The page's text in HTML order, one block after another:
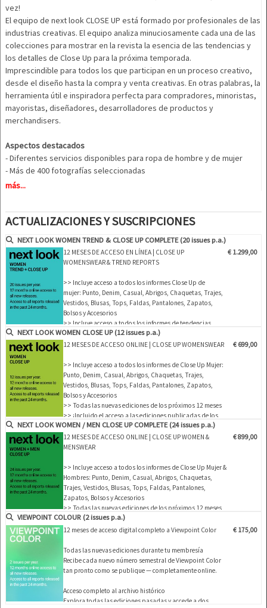
vez!
El equipo de next look CLOSE UP está formado por profesionales de las
industrias creativas. El equipo analiza minuciosamente cada una de las
colecciones para mostrar en la revista la esencia de las tendencias y
los detalles de Close Up para la próxima temporada.
Imprescindible para todos los que participan en un proceso creativo,
desde el diseño hasta la compra y venta creativas. En otras palabras, la
herramienta útil e inspiradora perfecta para compradores, minoristas,
mayoristas, diseñadores, desarrolladores de productos y
merchandisers.
Aspectos destacados
- Diferentes servicios disponibles para ropa de hombre y de mujer
- Más de 400 fotografías seleccionadas
- Más de 100 primeros planos
- Vistas detalladas de lo más destacado
- Cortes, tejidos, colores y mucho más
más...
ACTUALIZACIONES Y SUSCRIPCIONES
NEXT LOOK WOMEN TREND & CLOSE UP COMPLETE (20 issues p.a.)
12 MESES DE ACCESO EN LÍNEA | CLOSE UP
WOMENSWEAR & TREND REPORTS
>> Incluye acceso a todos los informes Close Up de
mujer: Punto, Denim, Casual, Abrigos, Chaquetas, Trajes,
Vestidos, Blusas, Tops, Faldas, Pantalones, Zapatos,
Bolsos y Accesorios
>> Incluye acceso a todos los informes de tendencias
para mujer: Estilos & Accesorios, ropa de mujer y uso del
color
>> Incluye acceso a las edicion…
€ 1.299,00
NEXT LOOK WOMEN CLOSE UP (12 issues p.a.)
12 MESES DE ACCESO ONLINE | CLOSE UP WOMENSWEAR
>> Incluye acceso a todos los informes de Close Up Mujer:
Punto, Denim, Casual, Abrigos, Chaquetas, Trajes,
Vestidos, Blusas, Tops, Faldas, Pantalones, Zapatos,
Bolsos y Accesorios
>> Todas las nuevas ediciones de los próximos 12 meses
>> ¡Incluido el acceso a las ediciones publicadas de los
últimos 24 meses!
>> Descargue hasta 15 ediciones completas en PDF de su
elección
€ 699,00
NEXT LOOK WOMEN / MEN CLOSE UP COMPLETE (24 issues p.a.)
12 MESES DE ACCESO ONLINE | CLOSE UP WOMEN &
MENSWEAR
>> Incluye acceso a todos los informes de Close Up Mujer &
Hombres: Punto, Denim, Casual, Abrigos, Chaquetas,
Trajes, Vestidos, Blusas, Tops, Faldas, Pantalones,
Zapatos, Bolsos y Accesorios
>> Todas las nuevas ediciones de los próximos 12 meses
>> ¡Incluido el acceso a las ediciones publicadas de los
últimos 24 meses!
elección
…
€ 899,00
VIEWPOINT COLOUR (2 issues p.a.)
12 meses de acceso digital completo a Viewpoint Color
Todas las nuevas ediciones durante tu membresía
Recibe cada nuevo número semestral de Viewpoint Color
tan pronto como se publique — completamente online.
Acceso completo al archivo histórico
Explora todas las ediciones pasadas y accede a dos
€ 175,00